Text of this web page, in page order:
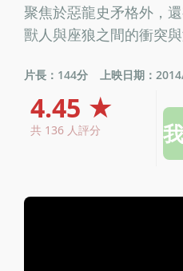
聚焦於惡龍史矛格外，
獸人與座狼之間的衝突與
片長：144分 上映日期：
4.45 ★
共 136 人評分